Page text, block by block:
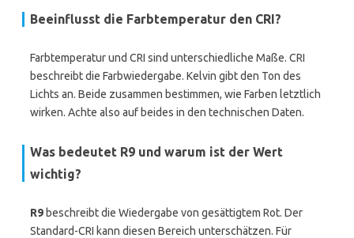
Beeinflusst die Farbtemperatur den CRI?
Farbtemperatur und CRI sind unterschiedliche Maße. CRI
beschreibt die Farbwiedergabe. Kelvin gibt den Ton des
Lichts an. Beide zusammen bestimmen, wie Farben letztlich
wirken. Achte also auf beides in den technischen Daten.
Was bedeutet R9 und warum ist der Wert
wichtig?
R9 beschreibt die Wiedergabe von gesättigtem Rot. Der
Standard-CRI kann diesen Bereich unterschätzen. Für